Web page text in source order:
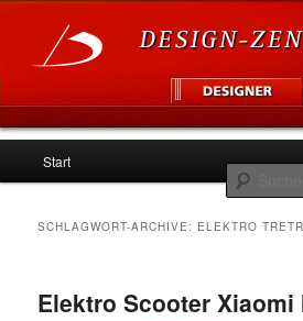
Design Zentrum
Zum
Zum
wechseln
Start
SCHLAGWORT-ARCHIVE: ELEKTRO
Elektro Scooter Xiaomi